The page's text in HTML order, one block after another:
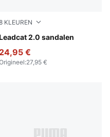
All Time Red
KLEUREN
2.0 sandalen
Black-PUMA Black
24,95 €
:27,95 €